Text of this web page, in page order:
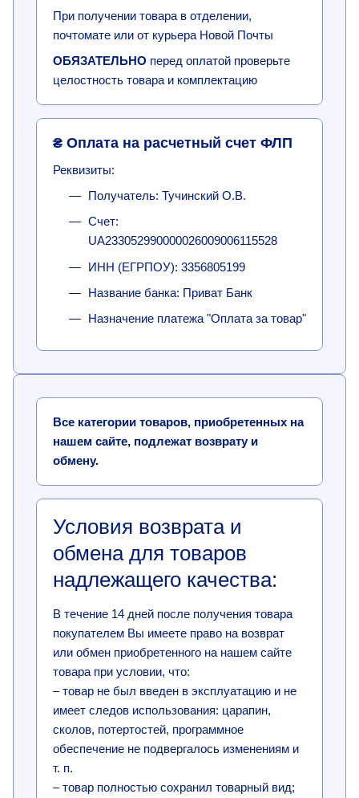
При получении товара в отделении,
почтомате или от курьера Новой Почты
ОБЯЗАТЕЛЬНО перед оплатой проверьте
целостность товара и комплектацию
₴ Оплата на расчетный счет ФЛП
Реквизиты:
Получатель: Тучинский О.В.
Счет:
UA233052990000026009006115528
ИНН (ЕГРПОУ): 3356805199
Название банка: Приват Банк
Назначение платежа "Оплата за товар"
Все категории товаров, приобретенных на
нашем сайте, подлежат возврату и
обмену.
Условия возврата и
обмена для товаров
надлежащего качества:
В течение 14 дней после получения товара
покупателем Вы имеете право на возврат
или обмен приобретенного на нашем сайте
товара при условии, что:
– товар не был введен в эксплуатацию и не
имеет следов использования: царапин,
сколов, потертостей, программное
обеспечение не подвергалось изменениям и
т. п.
– товар полностью сохранил товарный вид;